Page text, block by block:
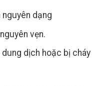
nguyên dạng
vẹn.
dịch hoặc bị cháy